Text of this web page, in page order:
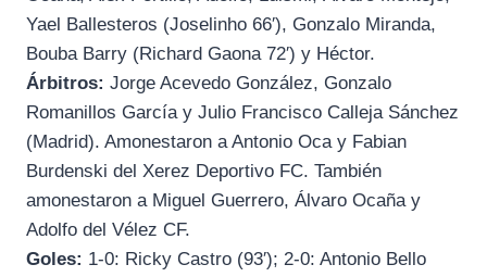
Yael Ballesteros (Joselinho 66′), Gonzalo Miranda,
Bouba Barry (Richard Gaona 72′) y Héctor.
Árbitros: Jorge Acevedo González, Gonzalo
Romanillos García y Julio Francisco Calleja Sánchez
(Madrid). Amonestaron a Antonio Oca y Fabian
Burdenski del Xerez Deportivo FC. También
amonestaron a Miguel Guerrero, Álvaro Ocaña y
Adolfo del Vélez CF.
Goles: 1-0: Ricky Castro (93′); 2-0: Antonio Bello